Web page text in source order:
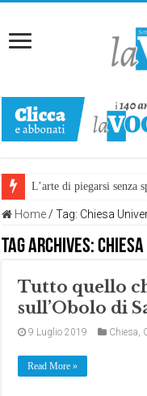
L’arte di piegarsi senza
Home / Tag: Chiesa
Tag Archives:
Tutto quello
sull’Obolo di
9 Luglio 2019 Chiesa,
Read More »